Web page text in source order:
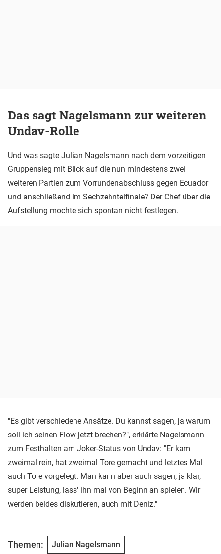
Das sagt Nagelsmann zur weiteren
Undav-Rolle
Und was sagte Julian Nagelsmann nach dem vorzeitigen
Gruppensieg mit Blick auf die nun mindestens zwei
weiteren Partien zum Vorrundenabschluss gegen Ecuador
und anschließend im Sechzehntelfinale? Der Chef über die
Aufstellung mochte sich spontan nicht festlegen.
"Es gibt verschiedene Ansätze. Du kannst sagen, ja warum
soll ich seinen Flow jetzt brechen?", erklärte Nagelsmann
zum Festhalten am Joker-Status von Undav: "Er kam
zweimal rein, hat zweimal Tore gemacht und letztes Mal
auch Tore vorgelegt. Man kann aber auch sagen, ja klar,
super Leistung, lass' ihn mal von Beginn an spielen. Wir
werden beides diskutieren, auch mit Deniz."
Themen: Julian Nagelsmann